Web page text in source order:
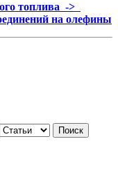
топлива ->
на олефины